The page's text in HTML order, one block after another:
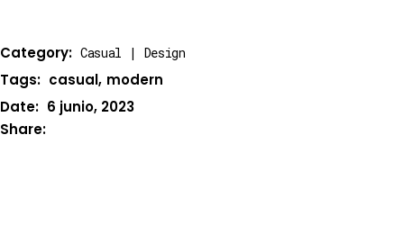
Category: Casual Design
Tags: casual modern
Date: 6 junio, 2023
Share: